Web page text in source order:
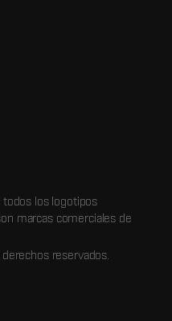
todos los logotipos
marcas comerciales de
reservados.